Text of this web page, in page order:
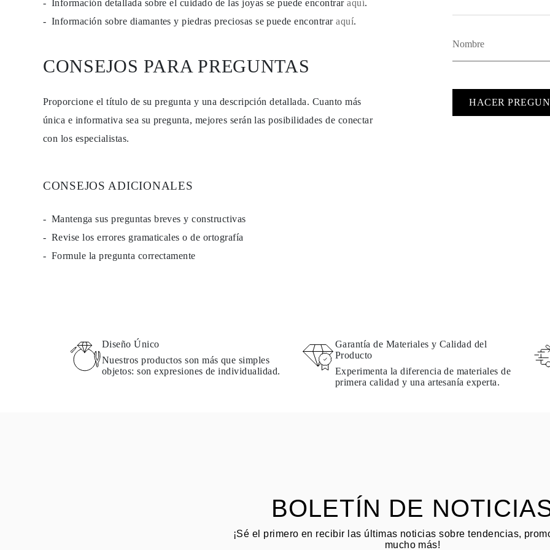
Guía de Pulseras
Precios Сompetitivos
SERVICIOS
Diseño Personalizado
Proceso de Producción
Nuestra Garantía
Métodos de Pago
Información detallada sobre el cuidado de las joyas se puede encontraraquí.
Información sobre diamantes y piedras preciosas se puede encontraraquí.
CONSEJOS PARA PREGUNTAS
Proporcione el título de su pregunta y una descripción detallada. Cuanto más
única e informativa sea su pregunta, mejores serán las posibilidades de conectar
con los especialistas.
CONSEJOS ADICIONALES
Mantenga sus preguntas breves y constructivas
Revise los errores gramaticales o de ortografía
Formule la pregunta correctamente
HACER
Diseño Único
Nuestros productos son más que simples
objetos: son expresiones de individualidad.
Garantía de Materiales y Calidad del
Producto
Experimenta la diferencia de materiales de
primera calidad y una artesanía experta.
BOLETÍN DE
¡Sé el primero en recibir las últimas noticias sobre tendencias,
mucho más!